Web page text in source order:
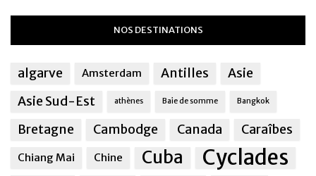
NOS DESTINATIONS
algarve Amsterdam Antilles
Asie
Asie Sud-Est
athènes Baie de somme Bangkok
Bretagne Cambodge Canada Caraîbes
Chiang Mai Chine Cuba Cyclades